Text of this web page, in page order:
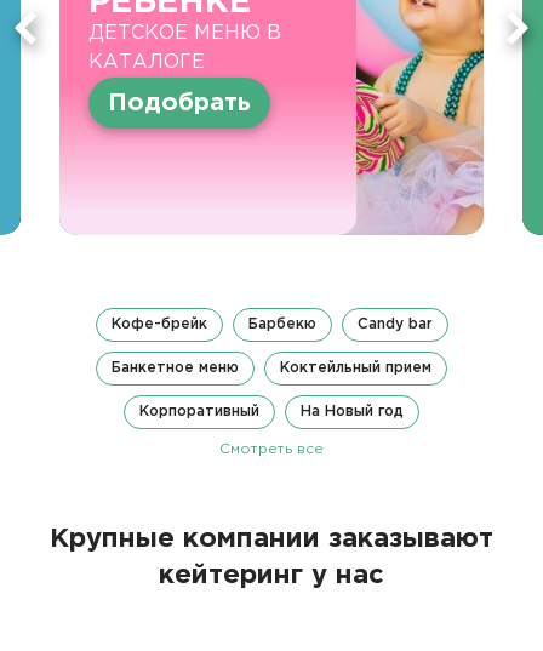
ДЕТСКОЕ МЕНЮ В
КАТАЛОГЕ
Подобрать
Кофе-брейк Барбекю Candy bar
Банкетное меню Коктейльный прием
Корпоративный На Новый год
Смотреть все
Крупные компании заказывают
кейтеринг у нас